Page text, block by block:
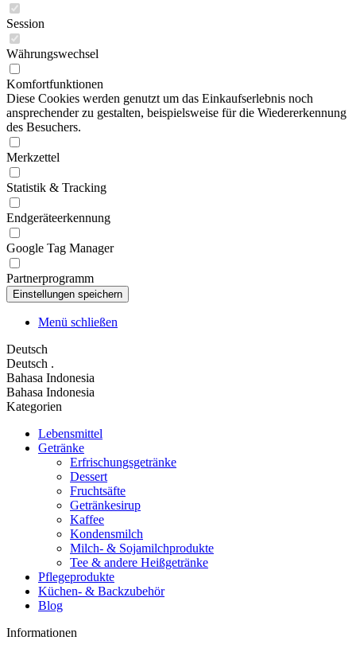
Session
Währungswechsel
Komfortfunktionen
Diese Cookies werden genutzt um das Einkaufserlebnis noch
ansprechender zu gestalten, beispielsweise für die Wiedererkennung
des Besuchers.
Merkzettel
Statistik & Tracking
Endgeräteerkennung
Google Tag Manager
Partnerprogramm
Menü schließen
Deutsch
Deutsch .
Bahasa Indonesia
Bahasa Indonesia
Kategorien
Lebensmittel
Getränke
Erfrischungsgetränke
Dessert
Fruchtsäfte
Getränkesirup
Kaffee
Kondensmilch
Milch- & Sojamilchprodukte
Tee & andere Heißgetränke
Pflegeprodukte
Küchen- & Backzubehör
Blog
Informationen